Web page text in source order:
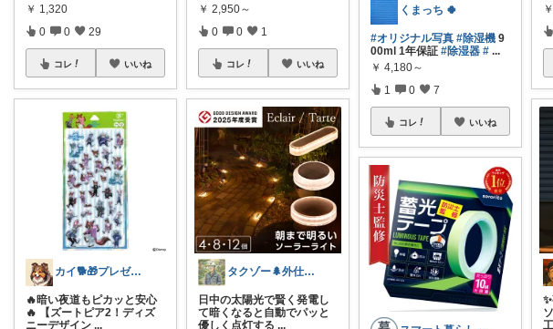
￥ 1,320
0 0 29
コレ いいね
カイ🐕🎁プレゼント
🔥暗い夜道もピカッと安心
🔥 【ズートピア2！ディズ
ニーデザイン ...
￥ 2,950～
0 0 1
コレ いいね
タクゾー🌲外仕事を快適にしたい
日中の太陽光で賢く発電し
て暗くなると自動でパッと
優しく点灯する ...
くまっち 🍀
#オリジナル写真 #除湿機 9
00ml 1年保証#除湿器 # ...
￥ 4,180～
1 0 7
コレ いいね
￥